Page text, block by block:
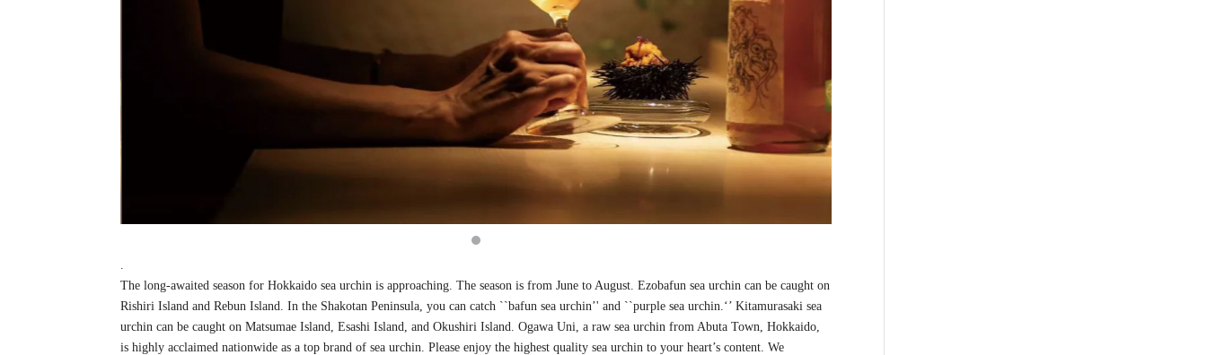
The long-awaited season for Hokkaido sea urchin is approaching. The season is from June to August. Ezobafun sea urchin can be caught on
Rishiri Island and Rebun Island. In the Shakotan Peninsula, you can catch ``bafun sea urchin’' and ``purple sea urchin.‘’ Kitamurasaki sea
urchin can be caught on Matsumae Island, Esashi Island, and Okushiri Island. Ogawa Uni, a raw sea urchin from Abuta Town, Hokkaido,
is highly acclaimed nationwide as a top brand of sea urchin. Please enjoy the highest quality sea urchin to your heart’s content. We